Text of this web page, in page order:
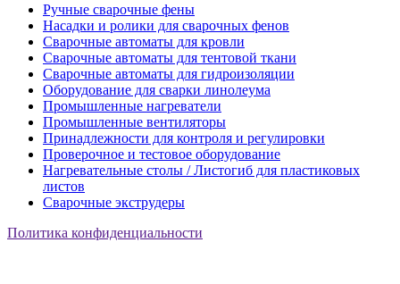
Ручные сварочные фены
Насадки и ролики для сварочных фенов
Сварочные автоматы для кровли
Сварочные автоматы для тентовой ткани
Сварочные автоматы для гидроизоляции
Оборудование для сварки линолеума
Промышленные нагреватели
Промышленные вентиляторы
Принадлежности для контроля и регулировки
Проверочное и тестовое оборудование
Нагревательные столы / Листогиб для пластиковых
листов
Сварочные экструдеры
Политика конфиденциальности